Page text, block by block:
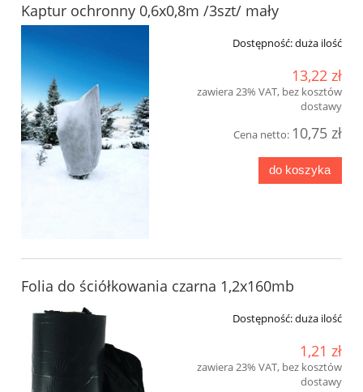
Kaptur ochronny 0,6x0,8m /3szt/ mały
Dostępność:duża ilość
13,22 zł
zawiera 23% VAT, bez kosztów
dostawy
Cena netto: 10,75 zł
do koszyka
Folia do ściółkowania czarna 1,2x160mb
Dostępność:duża ilość
1,21 zł
zawiera 23% VAT, bez kosztów
dostawy